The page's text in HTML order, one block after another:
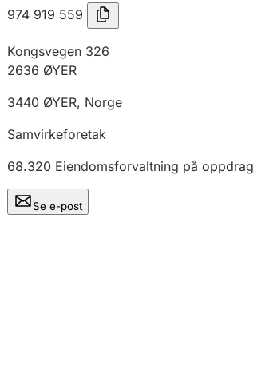
974 919 559
Kongsvegen 326
2636 ØYER
3440 ØYER, Norge
Samvirkeforetak
68.320 Eiendomsforvaltning på oppdrag
Se e-post